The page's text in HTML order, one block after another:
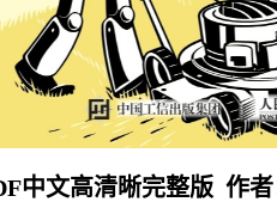
中文高清晰完整版 作